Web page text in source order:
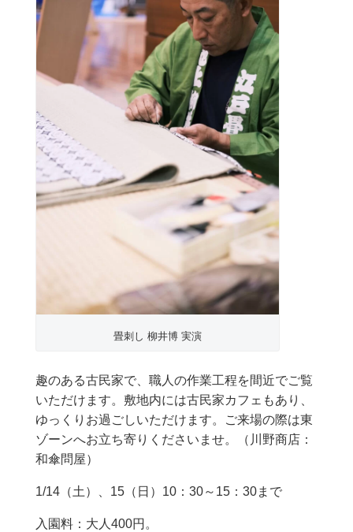
畳刺し 柳井博 実演
趣のある古民家で、職人の作業工程を間近でご覧
いただけます。敷地内には古民家カフェもあり、
ゆっくりお過ごしいただけます。
ご来場の際は東
ゾーンへお立ち寄りくださいませ。（川野商店：
和傘問屋）
1/14（土）、15（日）10：30～15：30まで
入園料：大人400円。